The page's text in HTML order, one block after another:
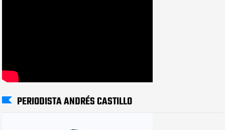
PERIODISTA ANDRÉS CASTILLO